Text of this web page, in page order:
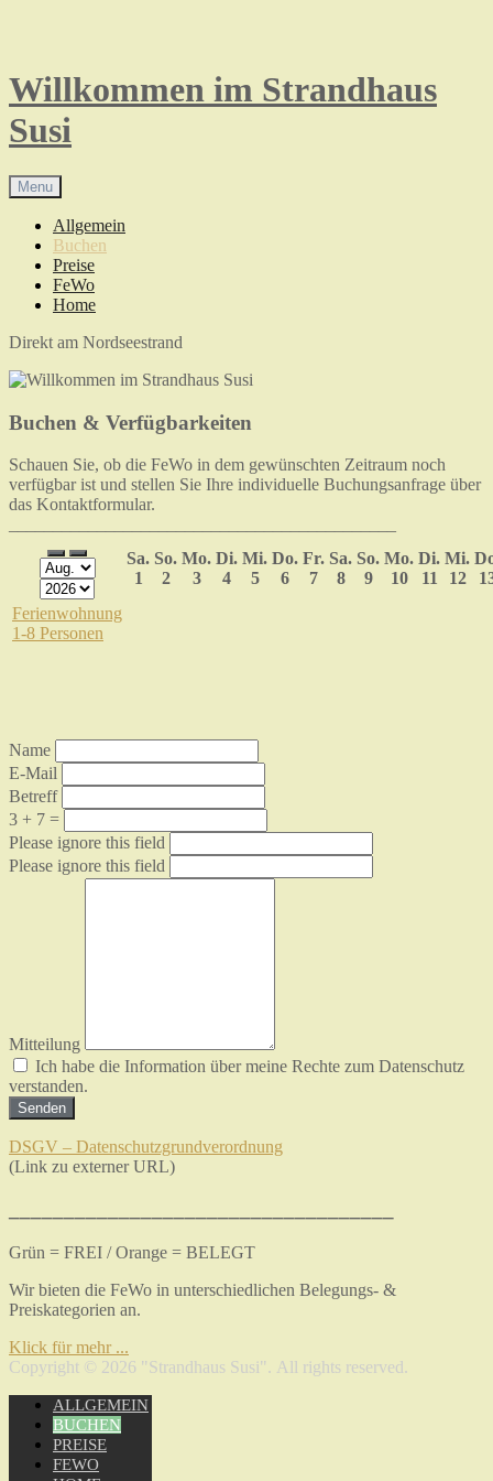
Skip
to
content
Willkommen im Strandhaus
Susi
Menu
Allgemein
Buchen
Preise
FeWo
Home
Direkt am Nordseestrand
Buchen & Verfügbarkeiten
Schauen Sie, ob die FeWo in dem gewünschten Zeitraum noch
verfügbar ist und stellen Sie Ihre individuelle Buchungsanfrage über
das Kontaktformular.
Sa.
1
So.
2
Mo.
3
Di.
4
Mi.
5
Do.
6
Fr.
7
Sa.
8
So.
9
Mo.
10
Di.
11
Mi.
12
Ferienwohnung
1-8 Personen
Name
E-Mail
Betreff
3 + 7 =
Please ignore this field
Please ignore this field
Mitteilung
Ich habe die Information über meine Rechte zum Datenschutz
verstanden.
Senden
DSGV – Datenschutzgrundverordnung
(Link zu externer URL)
Grün = FREI / Orange = BELEGT
Wir bieten die FeWo in unterschiedlichen Belegungs- &
Preiskategorien an.
Klick für mehr ...
Copyright © 2026 "Strandhaus Susi". All rights reserved.
ALLGEMEIN
BUCHEN
PREISE
FEWO